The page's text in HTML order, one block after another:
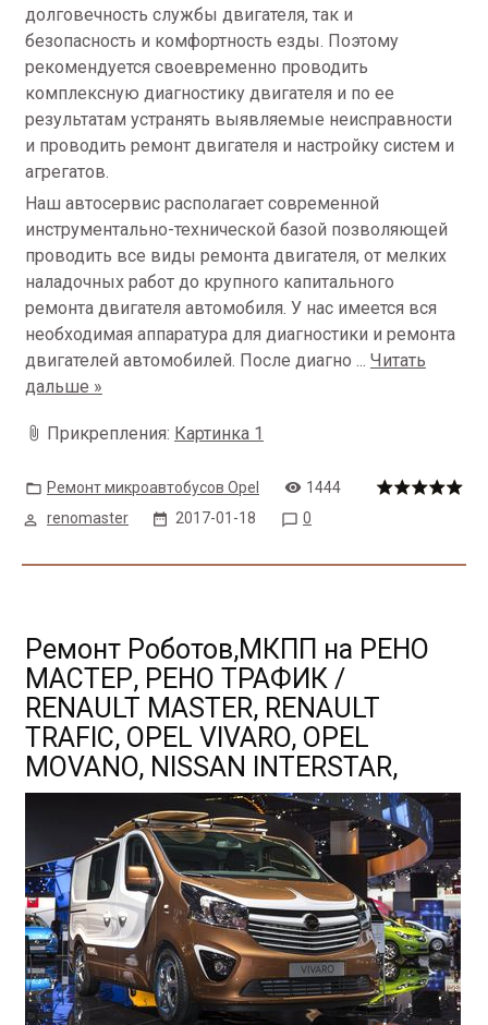
долговечность службы двигателя, так и
безопасность и комфортность езды. Поэтому
рекомендуется своевременно проводить
комплексную диагностику двигателя и по ее
результатам устранять выявляемые неисправности
и проводить ремонт двигателя и настройку систем и
агрегатов.
Наш автосервис располагает современной
инструментально-технической базой позволяющей
проводить все виды ремонта двигателя, от мелких
наладочных работ до крупного капитального
ремонта двигателя автомобиля. У нас имеется вся
необходимая аппаратура для диагностики и ремонта
двигателей автомобилей. После диагно ... Читать
дальше »
Прикрепления: Картинка 1
Ремонт микроавтобусов Opel
1444
renomaster
2017-01-18 0
Ремонт Роботов,МКПП на РЕНО
МАСТЕР, РЕНО ТРАФИК /
RENAULT MASTER, RENAULT
TRAFIC, OPEL VIVARO, OPEL
MOVANO, NISSAN INTERSTAR,